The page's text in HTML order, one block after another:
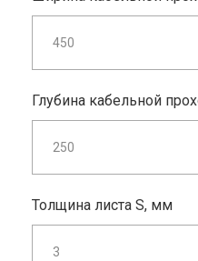
Глубина кабельной
Толщина листа S, мм